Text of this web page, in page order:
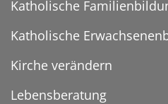
Katholische
Katholische
Kirche verändern
Lebensberatung